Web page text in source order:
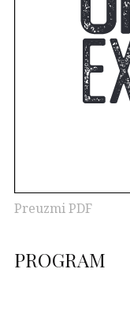
Preuzmi PDF
PROGRAM